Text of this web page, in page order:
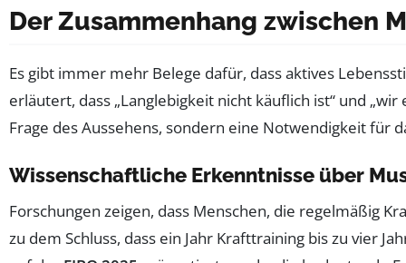
Der Zusammenhang zwischen
Es gibt immer mehr Belege dafür, dass aktives
erläutert, dass „Langlebigkeit nicht käuflich ist“ und
Frage des Aussehens, sondern eine Notwendigkeit für
Wissenschaftliche Erkenntnisse über
Forschungen zeigen, dass Menschen, die regelmäßig
zu dem Schluss, dass ein Jahr Krafttraining bis zu vier